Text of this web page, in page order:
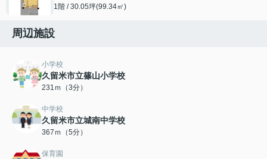
1階 / 30.05坪(99.34㎡)
周辺施設
小学校
久留米市立篠山小学校
231ｍ（3分）
中学校
久留米市立城南中学校
367ｍ（5分）
保育園